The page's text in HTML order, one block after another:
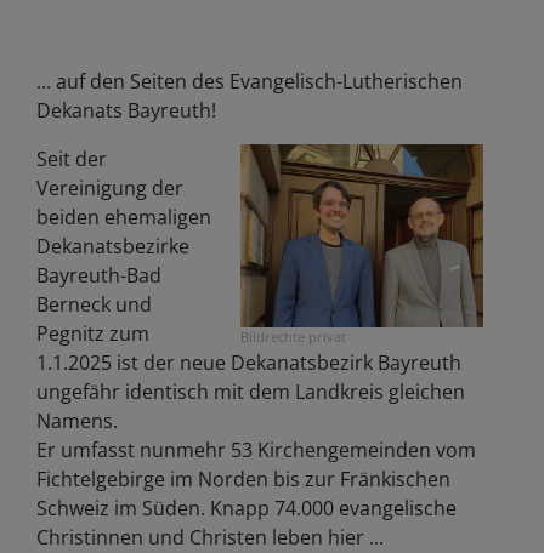
... auf den Seiten des Evangelisch-Lutherischen
Dekanats Bayreuth!
Bildrechte privat
Seit der
Vereinigung der
beiden ehemaligen
Dekanatsbezirke
Bayreuth-Bad
Berneck und
Pegnitz zum
1.1.2025 ist der neue Dekanatsbezirk Bayreuth
ungefähr identisch mit dem Landkreis gleichen
Namens.
Er umfasst nunmehr 53 Kirchengemeinden vom
Fichtelgebirge im Norden bis zur Fränkischen
Schweiz im Süden. Knapp 74.000 evangelische
Christinnen und Christen leben hier ...